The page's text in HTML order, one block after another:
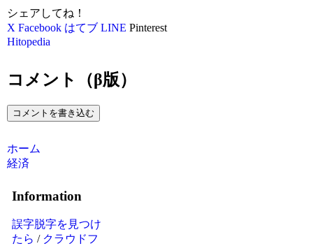
シェアしてね！
X Facebook はてブ LINE Pinterest
Hitopedia
コメント（β版）
コメントを書き込む
ホーム
経済
Information
誤字脱字を見つけ
たら / クラウドフ